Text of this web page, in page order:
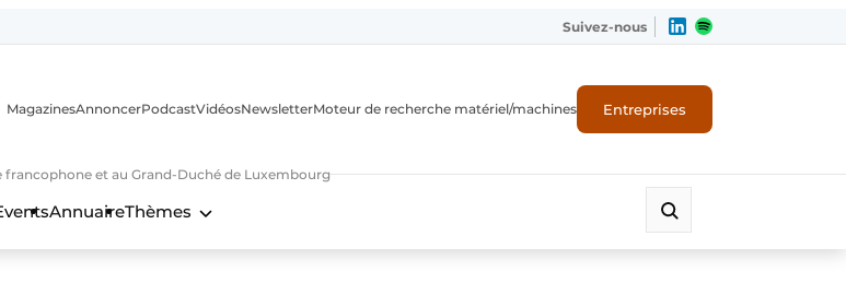
Suivez-nous
et au Grand-Duché de Luxembourg
MagazinesAnnoncerPodcastVidéosNewsletterMoteur de recherche matériel/machines Entreprises
AnnuaireThèmes